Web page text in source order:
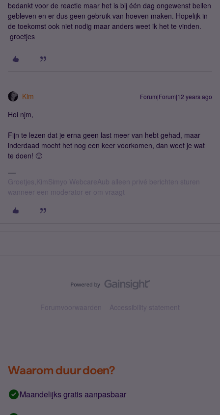
bedankt voor de reactie maar het is bij één dag ongewenst bellen
gebleven en er dus geen gebruik van hoeven maken. Hopelijk in
de toekomst ook niet nodig maar anders weet ik het te vinden.
groetjes
Kim Forum|Forum|12 years ago
Hoi njm,
Fijn te lezen dat je erna geen last meer van hebt gehad, maar
inderdaad mocht het nog een keer voorkomen, dan weet je wat
te doen! 🙂
Groetjes,KimSimyo WebcareAub alleen privé berichten sturen
wanneer een moderator er om vraagt
Forumvoorwaarden Accessibility statement
Waarom duur doen?
Maandelijks gratis aanpasbaar